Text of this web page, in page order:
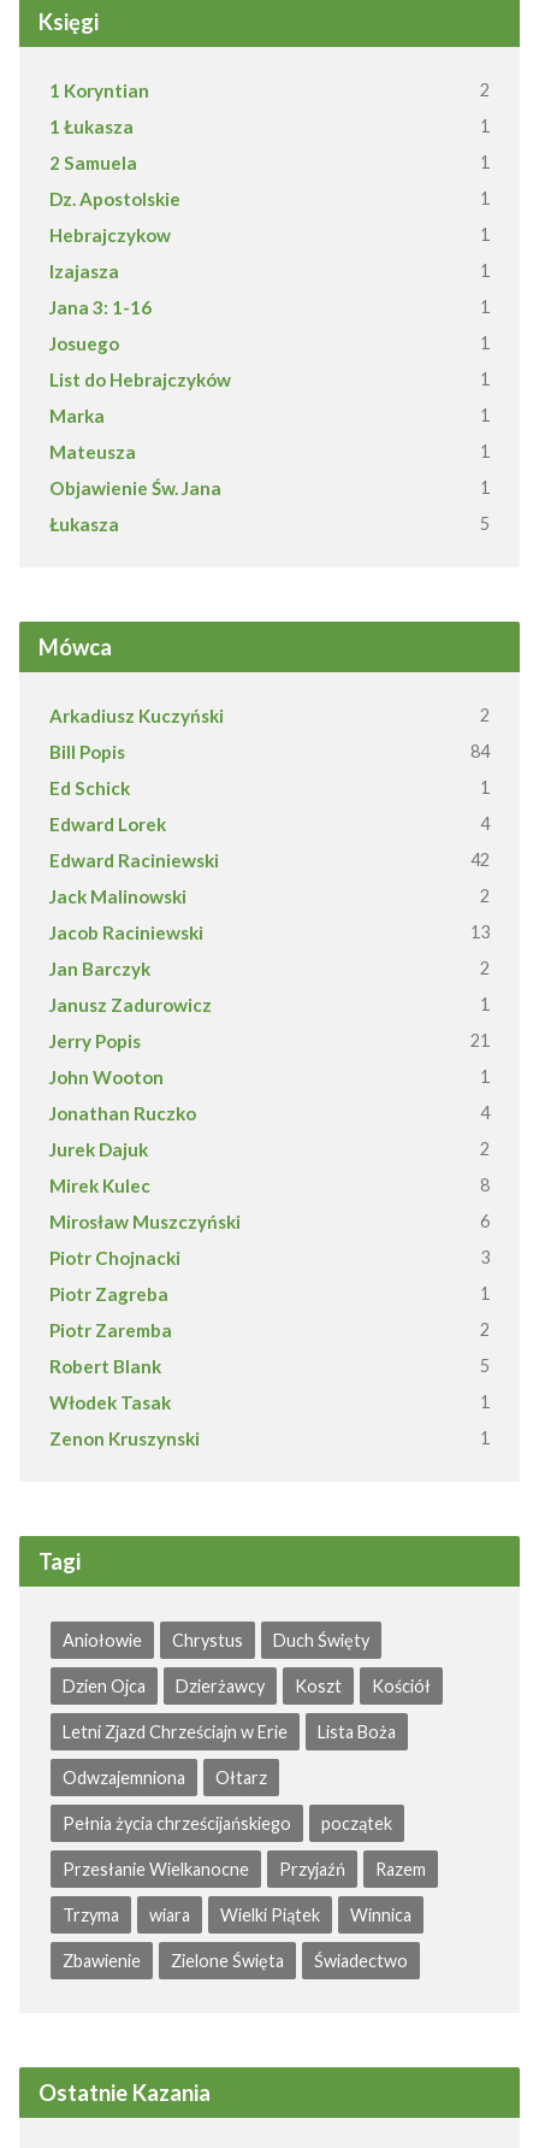
Księgi
1 Koryntian 2
1 Łukasza 1
2 Samuela 1
Dz. Apostolskie 1
Hebrajczykow 1
Izajasza 1
Jana 3: 1-16 1
Josuego 1
List do Hebrajczyków 1
Marka 1
Mateusza 1
Objawienie Św. Jana 1
Łukasza 5
Mówca
Arkadiusz Kuczyński 2
Bill Popis 84
Ed Schick 1
Edward Lorek 4
Edward Raciniewski 42
Jack Malinowski 2
Jacob Raciniewski 13
Jan Barczyk 2
Janusz Zadurowicz 1
Jerry Popis 21
John Wooton 1
Jonathan Ruczko 4
Jurek Dajuk 2
Mirek Kulec 8
Mirosław Muszczyński 6
Piotr Chojnacki 3
Piotr Zagreba 1
Piotr Zaremba 2
Robert Blank 5
Włodek Tasak 1
Zenon Kruszynski 1
Tagi
Aniołowie Chrystus Duch Święty
Dzien Ojca Dzierżawcy Koszt Kościół
Letni Zjazd Chrześciajn w Erie Lista Boża
Odwzajemniona Ołtarz
Pełnia życia chrześcijańskiego początek
Przesłanie Wielkanocne Przyjaźń Razem
Trzyma wiara Wielki Piątek Winnica
Zbawienie Zielone Święta Świadectwo
Ostatnie Kazania